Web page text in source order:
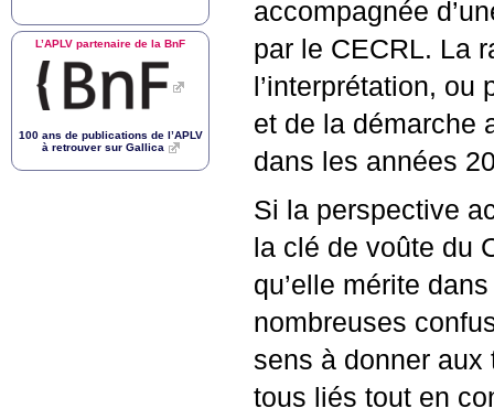
accompagnée
par le CECRL. La
l’interprétation,
et de la démarche
dans les années
Si la perspective
la clé de voûte du
qu’elle mérite
nombreuses
sens à donner
tous liés tout en
L’APLV partenaire de la BnF
100 ans de publications de l’APLV
à retrouver sur Gallica